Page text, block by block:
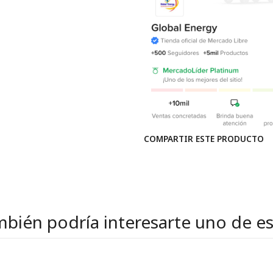
COMPARTIR ESTE PRODUCTO
podría interesarte uno de